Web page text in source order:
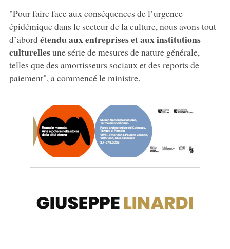
"Pour faire face aux conséquences de l’urgence
épidémique dans le secteur de la culture, nous avons tout
d’abordétendu aux entreprises et aux institutions
culturellesune série de mesures de nature générale,
telles que des amortisseurs sociaux et des reports de
paiement", a commencé le ministre.